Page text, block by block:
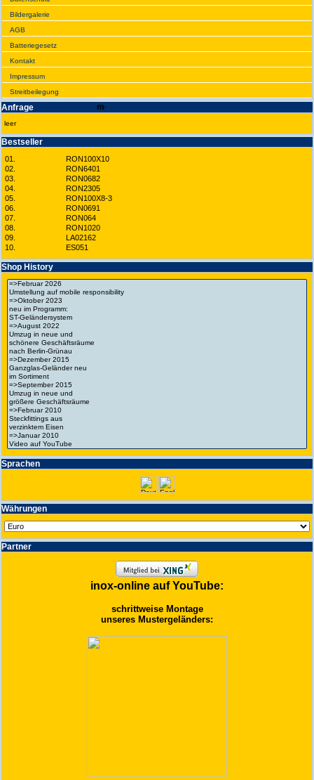
Bilder­galerie
AGB
Batte­rie­gesetz
Kontakt
Impres­sum
Streit­bei­legung
Anfrage
leer
Best­seller
01.
RON100X10
02.
RON6401
03.
RON0682
04.
RON2305
05.
RON100X8-3
06.
RON0691
07.
RON064
08.
RON1020
09.
LA02162
10.
ES051
Shop History
Spra­chen
Wäh­run­gen
Partner
inox-online auf YouTube:
schrittweise Montage
unseres Mustergeländers: